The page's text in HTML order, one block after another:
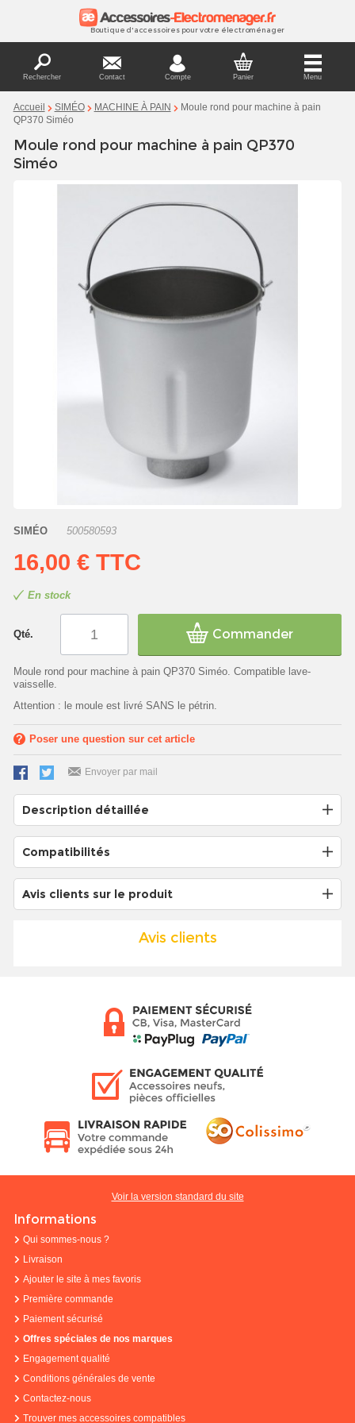
Boutique d'accessoires pour votre électroménager
Rechercher Contact Compte Panier Menu
Accueil SIMÉO MACHINE À PAIN
Moule rond pour machine à pain
QP370 Siméo
Moule rond pour machine à pain QP370
Siméo
SIMÉO 500580593
16,00 € TTC
En stock
Qté. Commander
Moule rond pour machine à pain QP370 Siméo. Compatible lave-
vaisselle.
Attention : le moule est livré SANS le pétrin.
Poser une question sur cet article
Envoyer par mail
Description détaillée
Compatibilités
Avis clients sur le produit
Avis clients
Voir la version standard du site
Informations
Qui sommes-nous ?
Livraison
Ajouter le site à mes favoris
Première commande
Paiement sécurisé
Offres spéciales de nos marques
Engagement qualité
Conditions générales de vente
Contactez-nous
Trouver mes accessoires compatibles